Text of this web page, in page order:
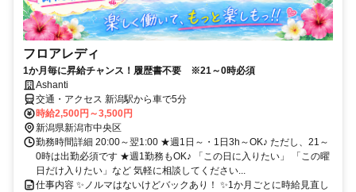
フロアレディ
1か月毎に昇給チャンス！履歴書不要 ※21～0時必須
Ashanti
交通・アクセス 新潟駅から車で5分
時給2,500円～3,500円
新潟県新潟市中央区
勤務時間詳細 20:00～翌1:00 ★週1日～・1日3h～OK♪ ただし、21～
0時は出勤必須です ★週1勤務もOK♪ 「この日に入りたい」 「この曜
日だけ入りたい」など 気軽に相談してください...
仕事内容 ✨ノルマはないけどバックあり！ ✨1か月ごとに時給見直し